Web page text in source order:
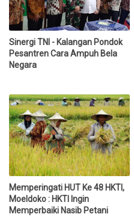
Sinergi TNI - Kalangan Pondok
Pesantren Cara Ampuh Bela
Negara
Memperingati HUT Ke 48 HKTI,
Moeldoko : HKTI Ingin
Memperbaiki Nasib Petani